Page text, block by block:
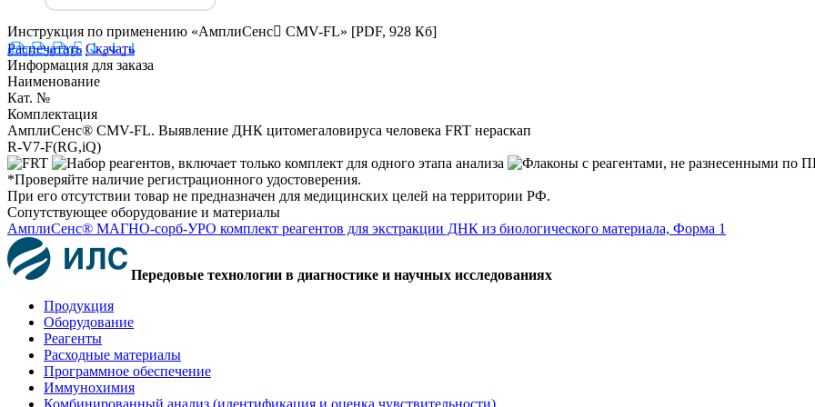
Инструкция по применению «АмплиСенс CMV-FL» [PDF, 928 Кб]
Распечатать Скачать
Информация для заказа
Наименование
Кат. №
Комплектация
АмплиСенс® CMV-FL. Выявление ДНК цитомегаловируса человека FRT нераскап
R-V7-F(RG,iQ)
*Проверяйте наличие регистрационного удостоверения.
При его отсутствии товар не предназначен для медицинских целей на территории РФ.
Сопутствующее оборудование и материалы
АмплиСенс® МАГНО-сорб-УРО комплект реагентов для экстракции ДНК из биологического материала, Форма 1
Передовые технологии в диагностике и научных исследованиях
Продукция
Оборудование
Реагенты
Расходные материалы
Программное обеспечение
Иммунохимия
Комбинированный анализ (идентификация и оценка чувствительности)